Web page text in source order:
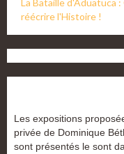
La Bataille d'Aduatuca
réécrire l'Histoire !
Les expositions
privée de Dominique
sont présentés le sont